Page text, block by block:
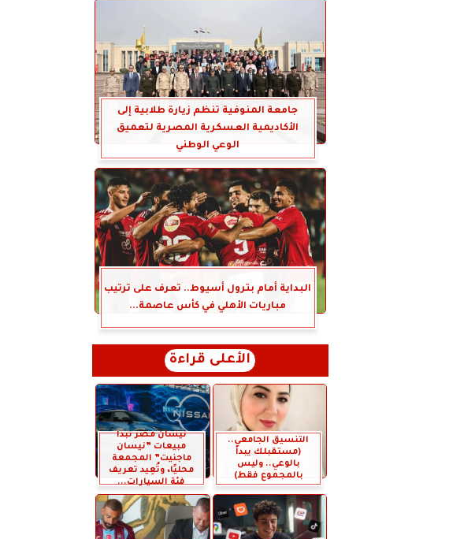
جامعة المنوفية تنظم زيارة طلابية إلى
الأكاديمية العسكرية المصرية لتعميق
الوعي الوطني
البداية أمام بترول أسيوط.. تعرف على ترتيب
مباريات الأهلي في كأس عاصمة...
الأعلى قراءة
التنسيق الجامعي..
(مستقبلك يبدأ
بالوعي.. وليس
بالمجموع فقط)
نيسان مصر تبدأ
مبيعات ”نيسان
ماجنيت” المجمعة
محليًا، وتُعِيد تعريف
فئة السيارات...